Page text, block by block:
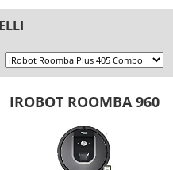
IROBOT ROOMBA 960